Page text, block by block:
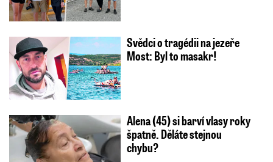
Svědci o tragédii na jezeře
Most: Byl to masakr!
Alena (45) si barví vlasy roky
špatně. Děláte stejnou
chybu?